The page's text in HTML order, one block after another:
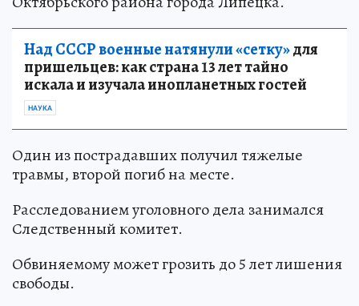
Над СССР военные натянули «сетку»для
пришельцев: как страна 13 лет тайно
искала и изучала инопланетных гостей
НАУКА
Один из пострадавших получил тяжелые
травмы, второй погиб на месте.
Расследованием уголовного дела занимался
Следственный комитет.
Обвиняемому может грозить до 5 лет лишения
свободы.